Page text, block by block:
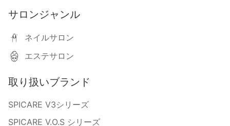
サロンジャンル
ネイルサロン
エステサロン
取り扱いブランド
SPICARE V3シリーズ
SPICARE V.O.S シリーズ